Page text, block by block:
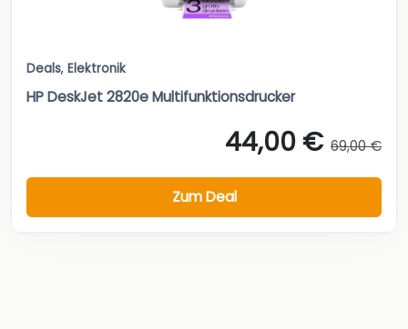
Deals, Elektronik
HP DeskJet 2820e Multifunktionsdrucker
44,00 € 69,00 €
Zum Deal